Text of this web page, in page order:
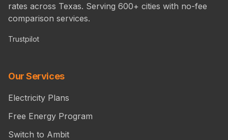
rates across Texas. Serving 600+ cities with no-fee
comparison services.
Trustpilot
Our Services
Electricity Plans
Free Energy Program
Switch to Ambit